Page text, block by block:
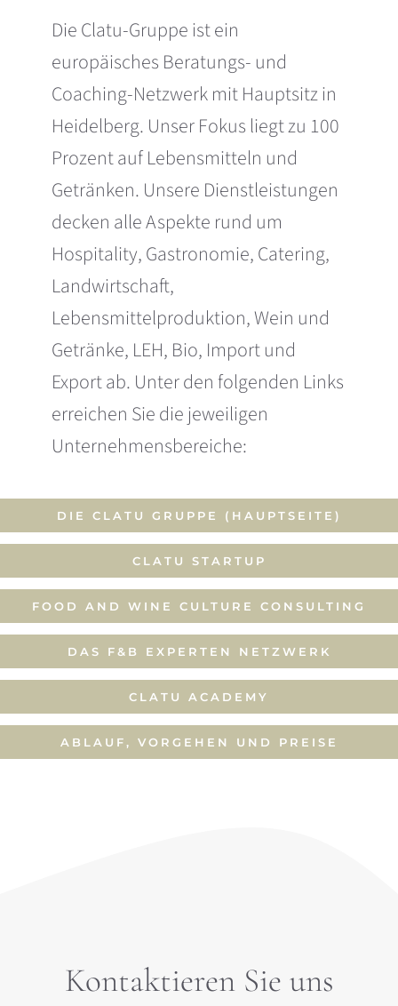
Die Clatu-Gruppe ist ein
europäisches Beratungs- und
Coaching-Netzwerk mit Hauptsitz in
Heidelberg. Unser Fokus liegt zu 100
Prozent auf Lebensmitteln und
Getränken. Unsere Dienstleistungen
decken alle Aspekte rund um
Hospitality, Gastronomie, Catering,
Landwirtschaft,
Lebensmittelproduktion, Wein und
Getränke, LEH, Bio, Import und
Export ab. Unter den folgenden Links
erreichen Sie die jeweiligen
Unternehmensbereiche:
DIE CLATU GRUPPE (HAUPTSEITE)
CLATU STARTUP
FOOD AND WINE CULTURE CONSULTING
DAS F&B EXPERTEN NETZWERK
CLATU ACADEMY
ABLAUF, VORGEHEN UND PREISE
Kontaktieren Sie uns